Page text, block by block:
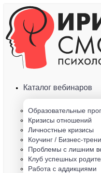
Каталог вебинаров
Образовательные
Кризисы отношений
Личностные кризисы
Коучинг / Бизнес-
Проблемы с лишним
Клуб успешных
Работа с аддикциями